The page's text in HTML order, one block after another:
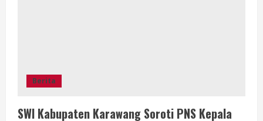
Berita
SWI Kabupaten Karawang Soroti PNS Kepala